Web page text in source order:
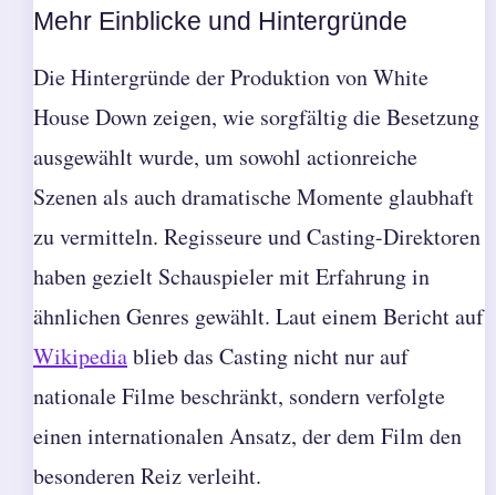
Mehr Einblicke und Hintergründe
Die Hintergründe der Produktion von White
House Down zeigen, wie sorgfältig die Besetzung
ausgewählt wurde, um sowohl actionreiche
Szenen als auch dramatische Momente glaubhaft
zu vermitteln. Regisseure und Casting-Direktoren
haben gezielt Schauspieler mit Erfahrung in
ähnlichen Genres gewählt. Laut einem Bericht auf
Wikipediablieb das Casting nicht nur auf
nationale Filme beschränkt, sondern verfolgte
einen internationalen Ansatz, der dem Film den
besonderen Reiz verleiht.